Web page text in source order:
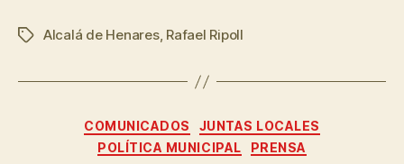
Alcalá de Henares, Rafael Ripoll
COMUNICADOS
JUNTAS LOCALES
POLÍTICA MUNICIPAL
PRENSA